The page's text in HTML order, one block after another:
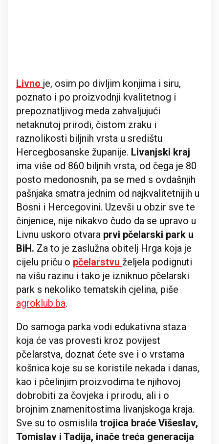
Livno je, osim po divljim konjima i siru,
poznato i po proizvodnji kvalitetnog i
prepoznatljivog meda zahvaljujući
netaknutoj prirodi, čistom zraku i
raznolikosti biljnih vrsta u središtu
Hercegbosanske županije. Livanjski kraj
ima više od 860 biljnih vrsta, od čega je 80
posto medonosnih, pa se med s ovdašnjih
pašnjaka smatra jednim od najkvalitetnijih u
Bosni i Hercegovini. Uzevši u obzir sve te
činjenice, nije nikakvo čudo da se upravo u
Livnu uskoro otvara prvi pčelarski park u
BiH. Za to je zaslužna obitelj Hrga koja je
cijelu priču o pčelarstvu željela podignuti
na višu razinu i tako je izniknuo pčelarski
park s nekoliko tematskih cjelina, piše
agroklub.ba.
Do samoga parka vodi edukativna staza
koja će vas provesti kroz povijest
pčelarstva, doznat ćete sve i o vrstama
košnica koje su se koristile nekada i danas,
kao i pčelinjim proizvodima te njihovoj
dobrobiti za čovjeka i prirodu, ali i o
brojnim znamenitostima livanjskoga kraja.
Sve su to osmislila trojica braće Višeslav,
Tomislav i Tadija, inače treća generacija